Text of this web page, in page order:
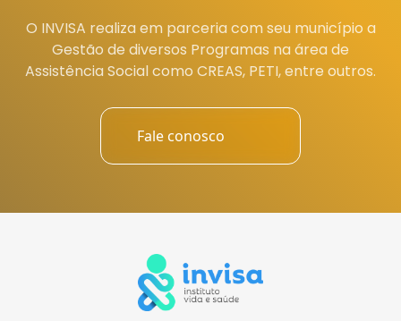
O INVISA realiza em parceria com seu município a
Gestão de diversos Programas na área de
Assistência Social como CREAS, PETI, entre outros.
Fale conosco